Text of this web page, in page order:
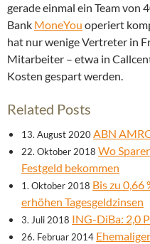
gerade einmal ein Team
Bank MoneYou operiert
hat nur wenige Vertreter in
Mitarbeiter – etwa in
Kosten gespart werden.
Related Posts
13. August 2020ABN
22. Oktober 2018 Wo
Festgeld bekommen
1. Oktober 2018 Bis zu 0,66
erhöhen Tagesgeldzinsen
3. Juli 2018 ING-DiBa: 2,0
26. Februar 2014